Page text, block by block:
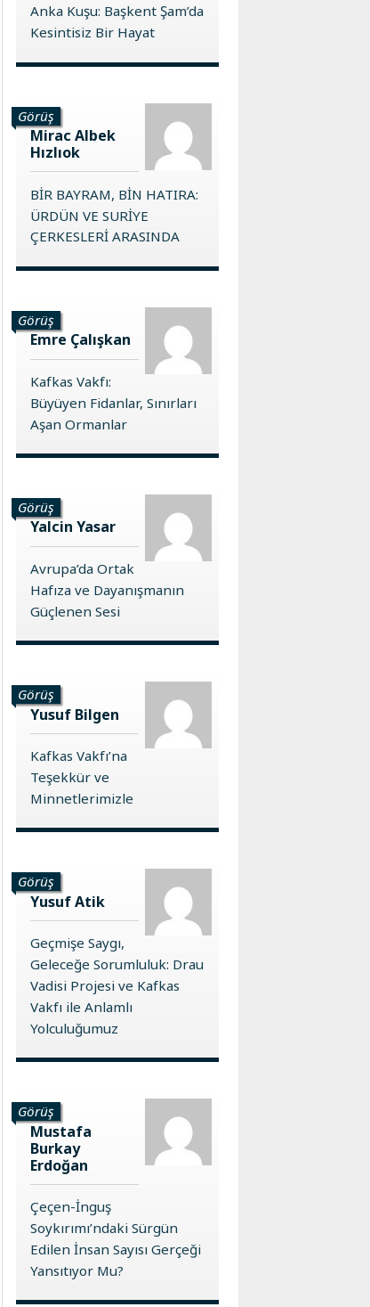
Anka Kuşu: Başkent Şam’da
Kesintisiz Bir Hayat
Görüş
Mirac Albek
Hızlıok
BİR BAYRAM, BİN HATIRA:
ÜRDÜN VE SURİYE
ÇERKESLERİ ARASINDA
Görüş
Emre Çalışkan
Kafkas Vakfı:
Büyüyen Fidanlar, Sınırları
Aşan Ormanlar
Görüş
Yalcin Yasar
Avrupa’da Ortak
Hafıza ve Dayanışmanın
Güçlenen Sesi
Görüş
Yusuf Bilgen
Kafkas Vakfı’na
Teşekkür ve
Minnetlerimizle
Görüş
Yusuf Atik
Geçmişe Saygı,
Geleceğe Sorumluluk: Drau
Vadisi Projesi ve Kafkas
Vakfı ile Anlamlı
Yolculuğumuz
Görüş
Mustafa
Burkay
Erdoğan
Çeçen-İnguş
Soykırımı’ndaki Sürgün
Edilen İnsan Sayısı Gerçeği
Yansıtıyor Mu?